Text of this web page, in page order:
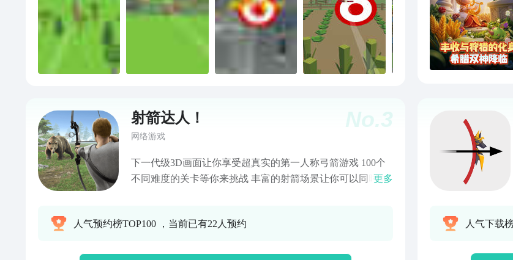
No.3
射箭达人！
网络游戏
下一代级3D画面让你享受超真实的第一人称弓箭游戏 100个
不同难度的关卡等你来挑战 丰富的射箭场景让你可以同时射
斗，挑战射箭王。
更多
人气预约榜TOP100 ，当前已有22人预约 人气下载